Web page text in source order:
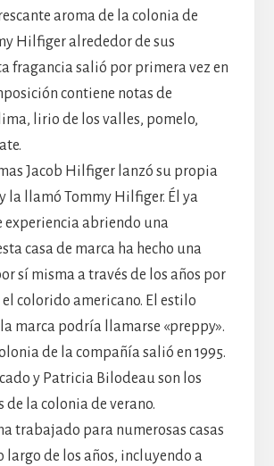
aroma de la colonia de
Hilfiger alrededor de sus
fragancia salió por primera vez en
contiene notas de
lirio de los valles, pomelo,
Jacob Hilfiger lanzó su propia
la llamó Tommy Hilfiger. Él ya
experiencia abriendo una
casa de marca ha hecho una
sí misma a través de los años por
el colorido americano. El estilo
marca podría llamarse «preppy».
de la compañía salió en 1995.
y Patricia Bilodeau son los
de la colonia de verano.
trabajado para numerosas casas
largo de los años, incluyendo a